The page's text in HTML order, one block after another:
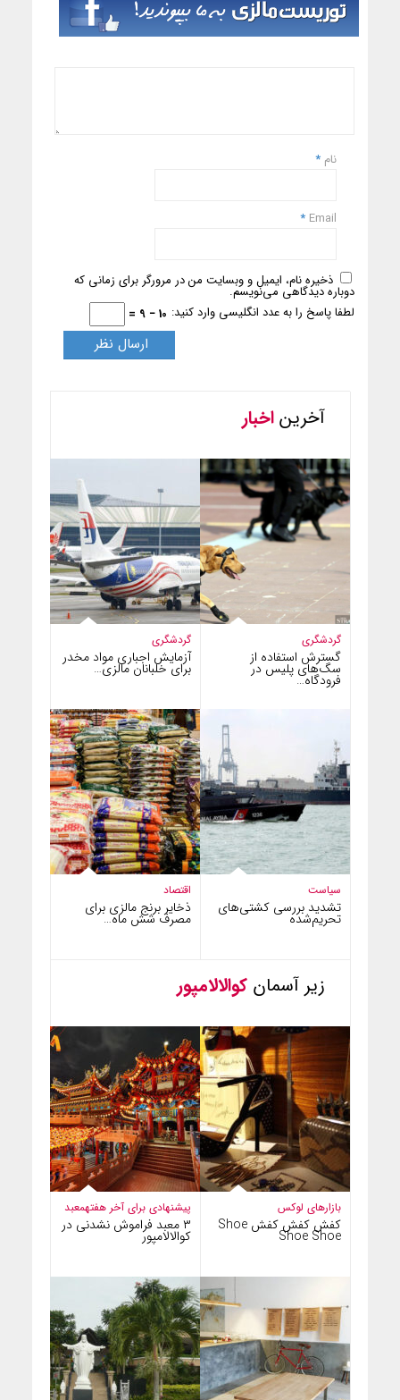
نام *
Email
*
ذخیره نام، ایمیل و وبسایت من در مرورگر برای زمانی که
دوباره دیدگاهی می‌نویسم.
لطفا پاسخ را به عدد انگلیسی وارد کنید: 10 − 9 =
آخریناخبار
گردشگری
آزمایش اجباری مواد مخدر
برای خلبانان مالزی…
گردشگری
گسترش استفاده از
سگ‌های پلیس در
فرودگاه…
اقتصاد
ذخایر برنج مالزی برای
مصرف شش ماه…
سیاست
تشدید بررسی کشتی‌های
تحریم‌شده
زیر آسمان کوالالامپور
پیشنهادی برای آخر هفتهمعبد
۳ معبد فراموش نشدنی در
کوالالامپور
بازارهای لوکس
کفش کفش کفش Shoe
Shoe Shoe